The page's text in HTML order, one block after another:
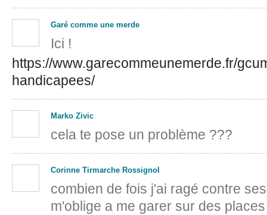
Garé comme une merde
Ici !
https://www.garecommeunemerde.fr/
handicapees/
Marko Zivic
cela te pose un problème ???
Corinne Tirmarche Rossignol
combien de fois j'ai ragé contre
m'oblige a me garer sur des